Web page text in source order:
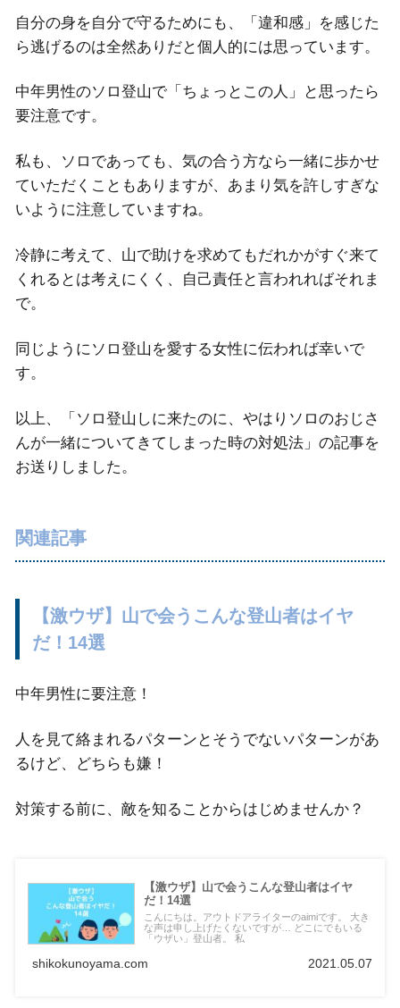
自分の身を自分で守るためにも、「違和感」を感じた
ら逃げるのは全然ありだと個人的には思っています。
中年男性のソロ登山で「ちょっとこの人」と思ったら
要注意です。
私も、ソロであっても、気の合う方なら一緒に歩かせ
ていただくこともありますが、あまり気を許しすぎな
いように注意していますね。
冷静に考えて、山で助けを求めてもだれかがすぐ来て
くれるとは考えにくく、自己責任と言われればそれま
で。
同じようにソロ登山を愛する女性に伝われば幸いで
す。
以上、「ソロ登山しに来たのに、やはりソロのおじさ
んが一緒についてきてしまった時の対処法」の記事を
お送りしました。
関連記事
【激ウザ】山で会うこんな登山者はイヤ
だ！14選
中年男性に要注意！
人を見て絡まれるパターンとそうでないパターンがあ
るけど、どちらも嫌！
対策する前に、敵を知ることからはじめませんか？
【激ウザ】山で会うこんな登山者はイヤ
だ！14選
こんにちは。アウトドアライターのaimiです。 大き
な声は申し上げたくないですが… どこにでもいる
「ウザい」登山者。 私
shikokunoyama.com 2021.05.07